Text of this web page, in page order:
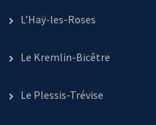
L’Haÿ-les-Roses
Le Kremlin-Bicêtre
Le Plessis-Trévise